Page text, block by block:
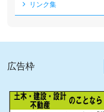
リンク集
広告枠